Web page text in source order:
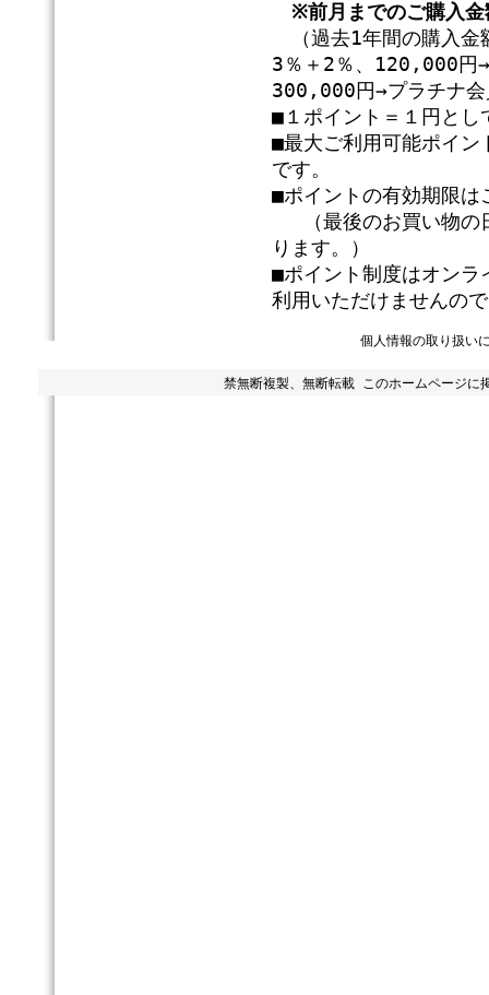
※前月までのご購入
（過去1年間の購入
3％＋2％、120,000円
300,000円→プラチナ会
■１ポイント＝１円とし
■最大ご利用可能ポイン
です。
■ポイントの有効期限は
（最後のお買い物の
ります。）
■ポイント制度はオン
利用いただけませんの
個人情報の取り扱い
禁無断複製、無断転載 このホームページに